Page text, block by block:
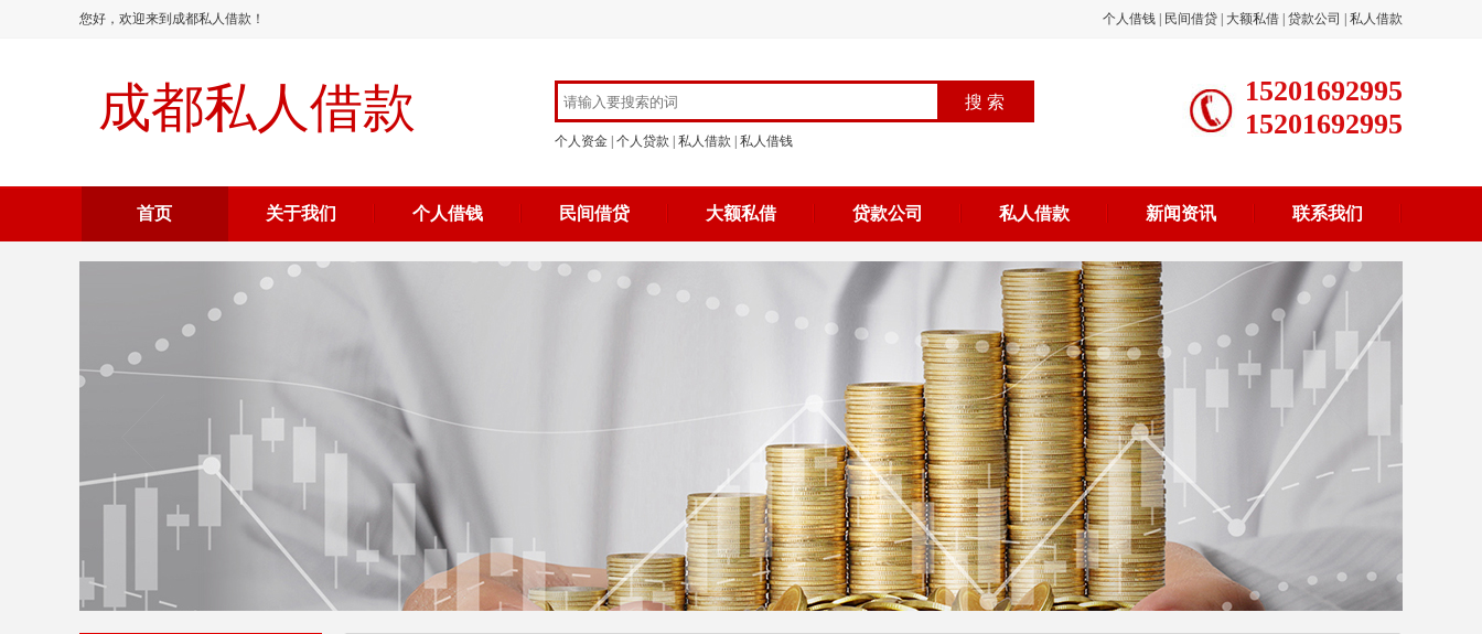
您好，欢迎来到成都私人借款！ 个人借钱 民间借贷 大额私借 贷款公司 私人借款
成都私人借款
个人资金 个人贷款 私人借款 私人借钱
15201692995
15201692995
首页 关于我们 个人借钱 民间借贷 大额私借 贷款公司 私人借款 新闻资讯 联系我们